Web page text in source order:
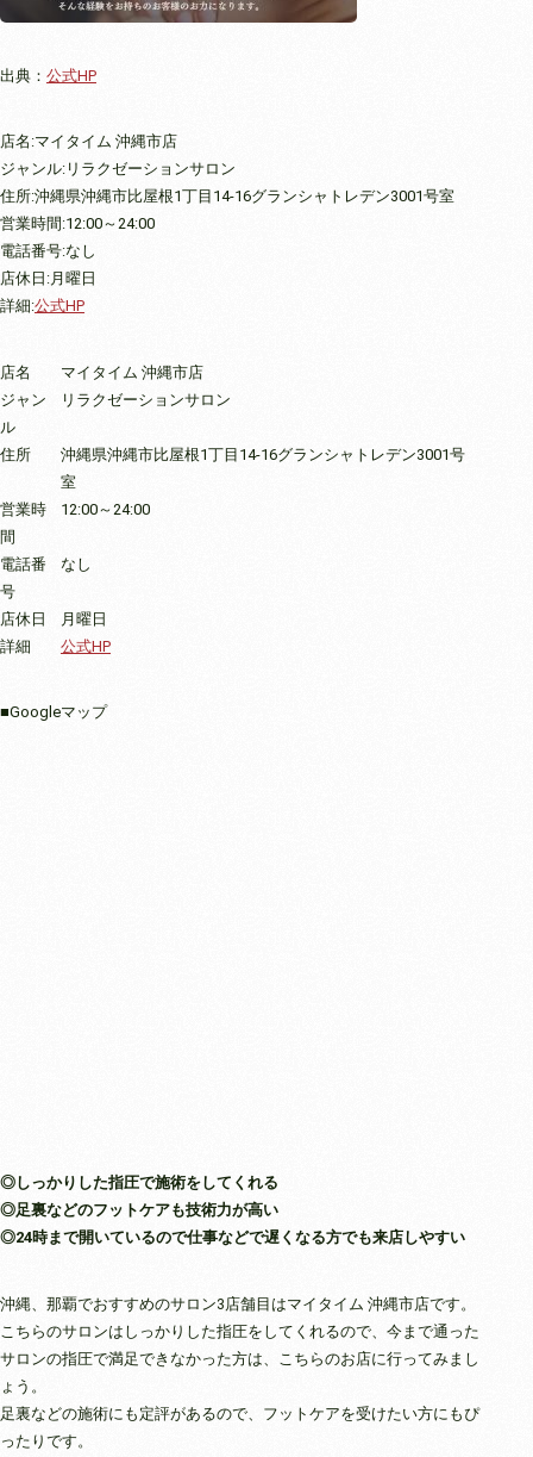
出典： 公式HP
店名:マイタイム 沖縄市店
ジャンル:リラクゼーションサロン
住所:沖縄県沖縄市比屋根1丁目14-16グランシャトレデン3001号室
営業時間:12:00～24:00
電話番号:なし
店休日:月曜日
詳細:公式HP
店名
マイタイム 沖縄市店
ジャン
ル
リラクゼーションサロン
住所
沖縄県沖縄市比屋根1丁目14-16グランシャトレデン3001号
室
営業時
間
12:00～24:00
電話番
号
なし
店休日
月曜日
詳細
公式HP
■Googleマップ
◎しっかりした指圧で施術をしてくれる
◎足裏などのフットケアも技術力が高い
◎24時まで開いているので仕事などで遅くなる方でも来店しやすい
沖縄、那覇でおすすめのサロン3店舗目はマイタイム 沖縄市店です。
こちらのサロンはしっかりした指圧をしてくれるので、今まで通った
サロンの指圧で満足できなかった方は、こちらのお店に行ってみまし
ょう。
足裏などの施術にも定評があるので、フットケアを受けたい方にもぴ
ったりです。